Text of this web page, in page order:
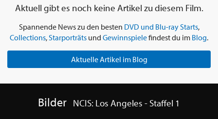
Aktuell gibt es noch keine Artikel zu diesem Film.
Spannende News zu den besten DVD und Blu-ray Starts,
Collections, Starporträts und Gewinnspielefindest du im Blog.
Aktuelle Artikel im Blog
Bilder NCIS: Los Angeles - Staffel 1